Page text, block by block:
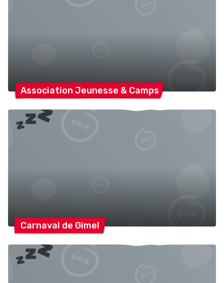
Association Jeunesse & Camps
Carnaval de Gimel